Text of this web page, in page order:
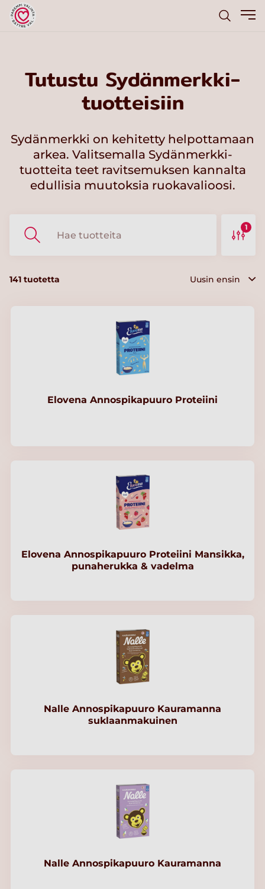
Tutustu Sydänmerkki-
tuotteisiin
Sydänmerkki on kehitetty helpottamaan
arkea. Valitsemalla Sydänmerkki-
tuotteita teet ravitsemuksen kannalta
edullisia muutoksia ruokavalioosi.
1
141 tuotetta
Elovena Annospikapuuro Proteiini
Elovena Annospikapuuro Proteiini Mansikka,
punaherukka & vadelma
Nalle Annospikapuuro Kauramanna
suklaanmakuinen
Nalle Annospikapuuro Kauramanna